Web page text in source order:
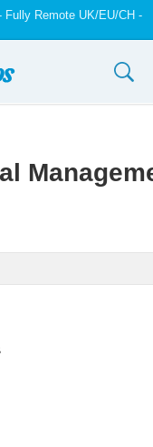
Remote UK/EU/CH -